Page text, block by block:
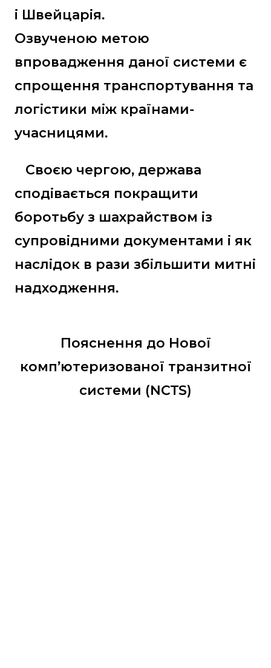
і Швейцарія.
Озвученою метою
впровадження даної системи є
спрощення транспортування та
логістики між країнами-
учасницями.
Своєю чергою, держава
сподівається покращити
боротьбу з шахрайством із
супровідними документами і як
наслідок в рази збільшити митні
надходження.
Пояснення до Нової
комп’ютеризованої транзитної
системи (NCTS)